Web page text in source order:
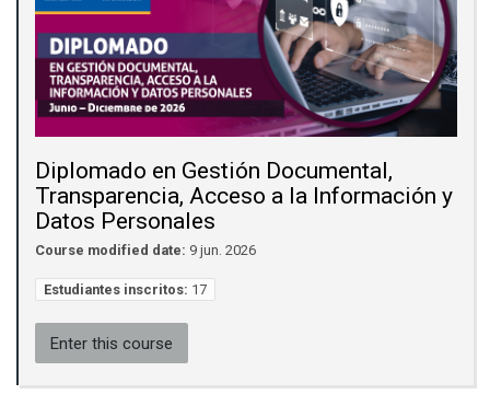
Diplomado en Gestión Documental,
Transparencia, Acceso a la Información y
Datos Personales
Course modified date: 9 jun. 2026
Estudiantes inscritos: 17
Enter this course